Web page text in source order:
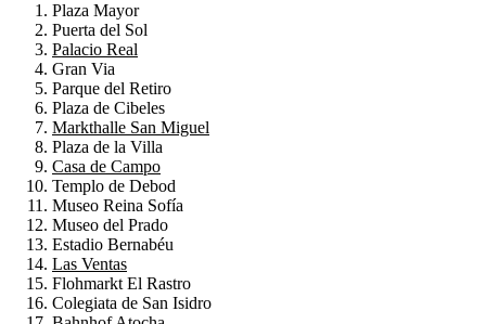
Plaza Mayor
Puerta del Sol
Palacio Real
Gran Via
Parque del Retiro
Plaza de Cibeles
Markthalle San Miguel
Plaza de la Villa
Casa de Campo
Templo de Debod
Museo Reina Sofía
Museo del Prado
Estadio Bernabéu
Las Ventas
Flohmarkt El Rastro
Colegiata de San Isidro